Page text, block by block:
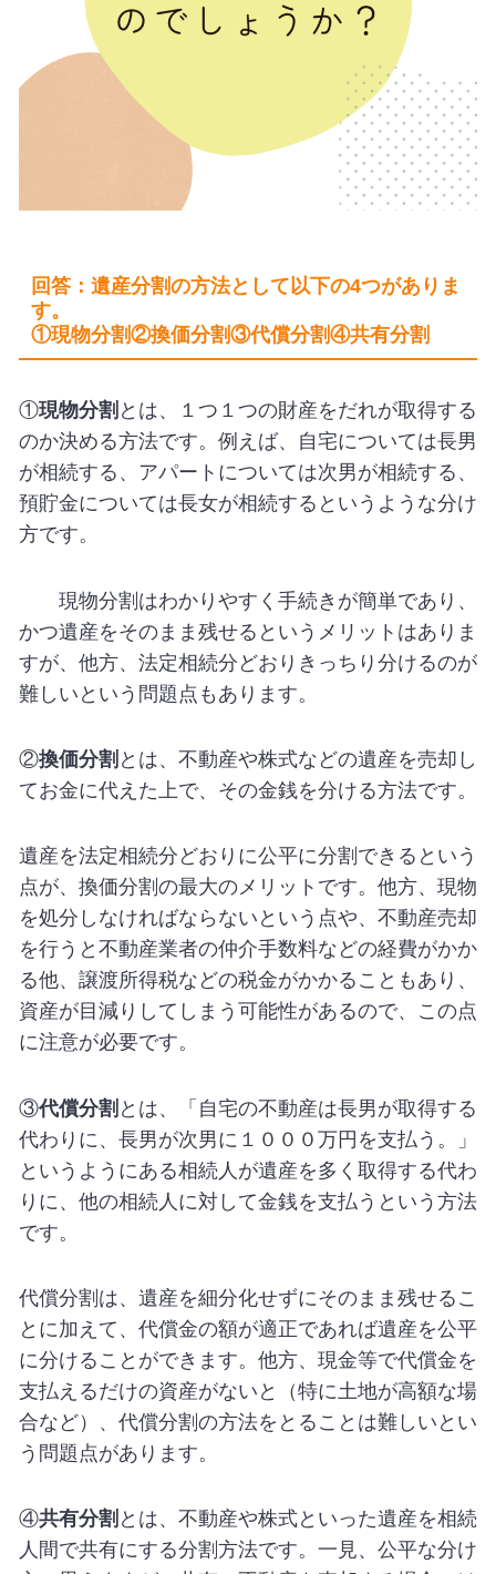
回答：遺産分割の方法として以下の4つがありま
す。
①現物分割②換価分割③代償分割④共有分割
①現物分割 とは、１つ１つの財産をだれが取得する
のか決める方法です。例えば、自宅については長男
が相続する、アパートについては次男が相続する、
預貯金については長女が相続するというような分け
方です。
現物分割はわかりやすく手続きが簡単であり、
かつ遺産をそのまま残せるというメリットはありま
すが、他方、法定相続分どおりきっちり分けるのが
難しいという問題点もあります。
②換価分割 とは、不動産や株式などの遺産を売却し
てお金に代えた上で、その金銭を分ける方法です。
遺産を法定相続分どおりに公平に分割できるという
点が、換価分割の最大のメリットです。他方、現物
を処分しなければならないという点や、不動産売却
を行うと不動産業者の仲介手数料などの経費がかか
る他、譲渡所得税などの税金がかかることもあり、
資産が目減りしてしまう可能性があるので、この点
に注意が必要です。
③代償分割 とは、「自宅の不動産は長男が取得する
代わりに、長男が次男に１０００万円を支払う。」
というようにある相続人が遺産を多く取得する代わ
りに、他の相続人に対して金銭を支払うという方法
です。
代償分割は、遺産を細分化せずにそのまま残せるこ
とに加えて、代償金の額が適正であれば遺産を公平
に分けることができます。他方、現金等で代償金を
支払えるだけの資産がないと（特に土地が高額な場
合など）、代償分割の方法をとることは難しいとい
う問題点があります。
④共有分割 とは、不動産や株式といった遺産を相続
人間で共有にする分割方法です。一見、公平な分け